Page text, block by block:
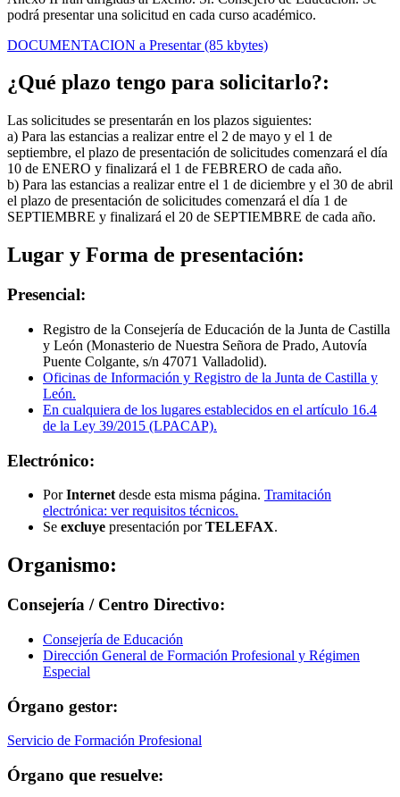
podrá presentar una solicitud en cada curso académico.
DOCUMENTACION a Presentar (85 kbytes)
¿Qué plazo tengo para solicitarlo?:
Las solicitudes se presentarán en los plazos siguientes:
a) Para las estancias a realizar entre el 2 de mayo y el 1 de
septiembre, el plazo de presentación de solicitudes comenzará el día
10 de ENERO y finalizará el 1 de FEBRERO de cada año.
b) Para las estancias a realizar entre el 1 de diciembre y el 30 de abril
el plazo de presentación de solicitudes comenzará el día 1 de
SEPTIEMBRE y finalizará el 20 de SEPTIEMBRE de cada año.
Lugar y Forma de presentación:
Presencial:
Registro de la Consejería de Educación de la Junta de Castilla
y León (Monasterio de Nuestra Señora de Prado, Autovía
Puente Colgante, s/n 47071 Valladolid).
Oficinas de Información y Registro de la Junta de Castilla y
León.
En cualquiera de los lugares establecidos en el artículo 16.4
de la Ley 39/2015 (LPACAP).
Electrónico:
PorInternet desde esta misma página. Tramitación
electrónica: ver requisitos técnicos.
Se excluye presentación porTELEFAX.
Organismo:
Consejería / Centro Directivo:
Consejería de Educación
Dirección General de Formación Profesional y Régimen
Especial
Órgano gestor:
Servicio de Formación Profesional
Órgano que resuelve: